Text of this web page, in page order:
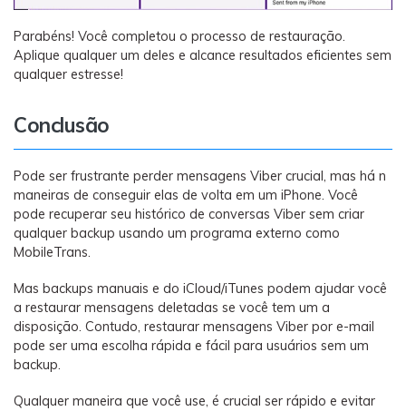
Parabéns! Você completou o processo de restauração.
Aplique qualquer um deles e alcance resultados eficientes sem
qualquer estresse!
Conclusão
Pode ser frustrante perder mensagens Viber crucial, mas há n
maneiras de conseguir elas de volta em um iPhone. Você
pode recuperar seu histórico de conversas Viber sem criar
qualquer backup usando um programa externo como
MobileTrans.
Mas backups manuais e do iCloud/iTunes podem ajudar você
a restaurar mensagens deletadas se você tem um a
disposição. Contudo, restaurar mensagens Viber por e-mail
pode ser uma escolha rápida e fácil para usuários sem um
backup.
Qualquer maneira que você use, é crucial ser rápido e evitar